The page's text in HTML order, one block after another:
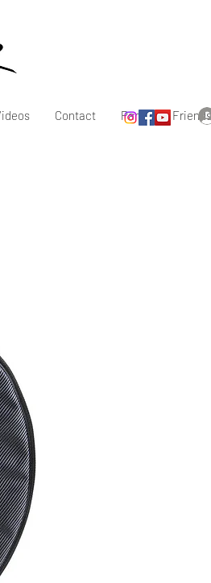
Contact Partner & Friends